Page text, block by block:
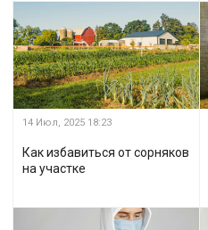
14 Июл, 2025 18:23
Как избавиться от сорняков
на участке